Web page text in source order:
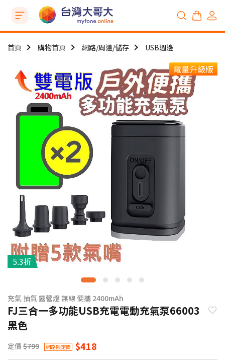
首頁 購物首頁 網路/周邊/儲存 USB週邊
電量升級版
5.3折
充氣 抽氣 露營燈 無線 便攜 2400mAh
FJ三合一多功能USB充電電動充氣泵66003
黑色
定價 $799 網路限定價 $418